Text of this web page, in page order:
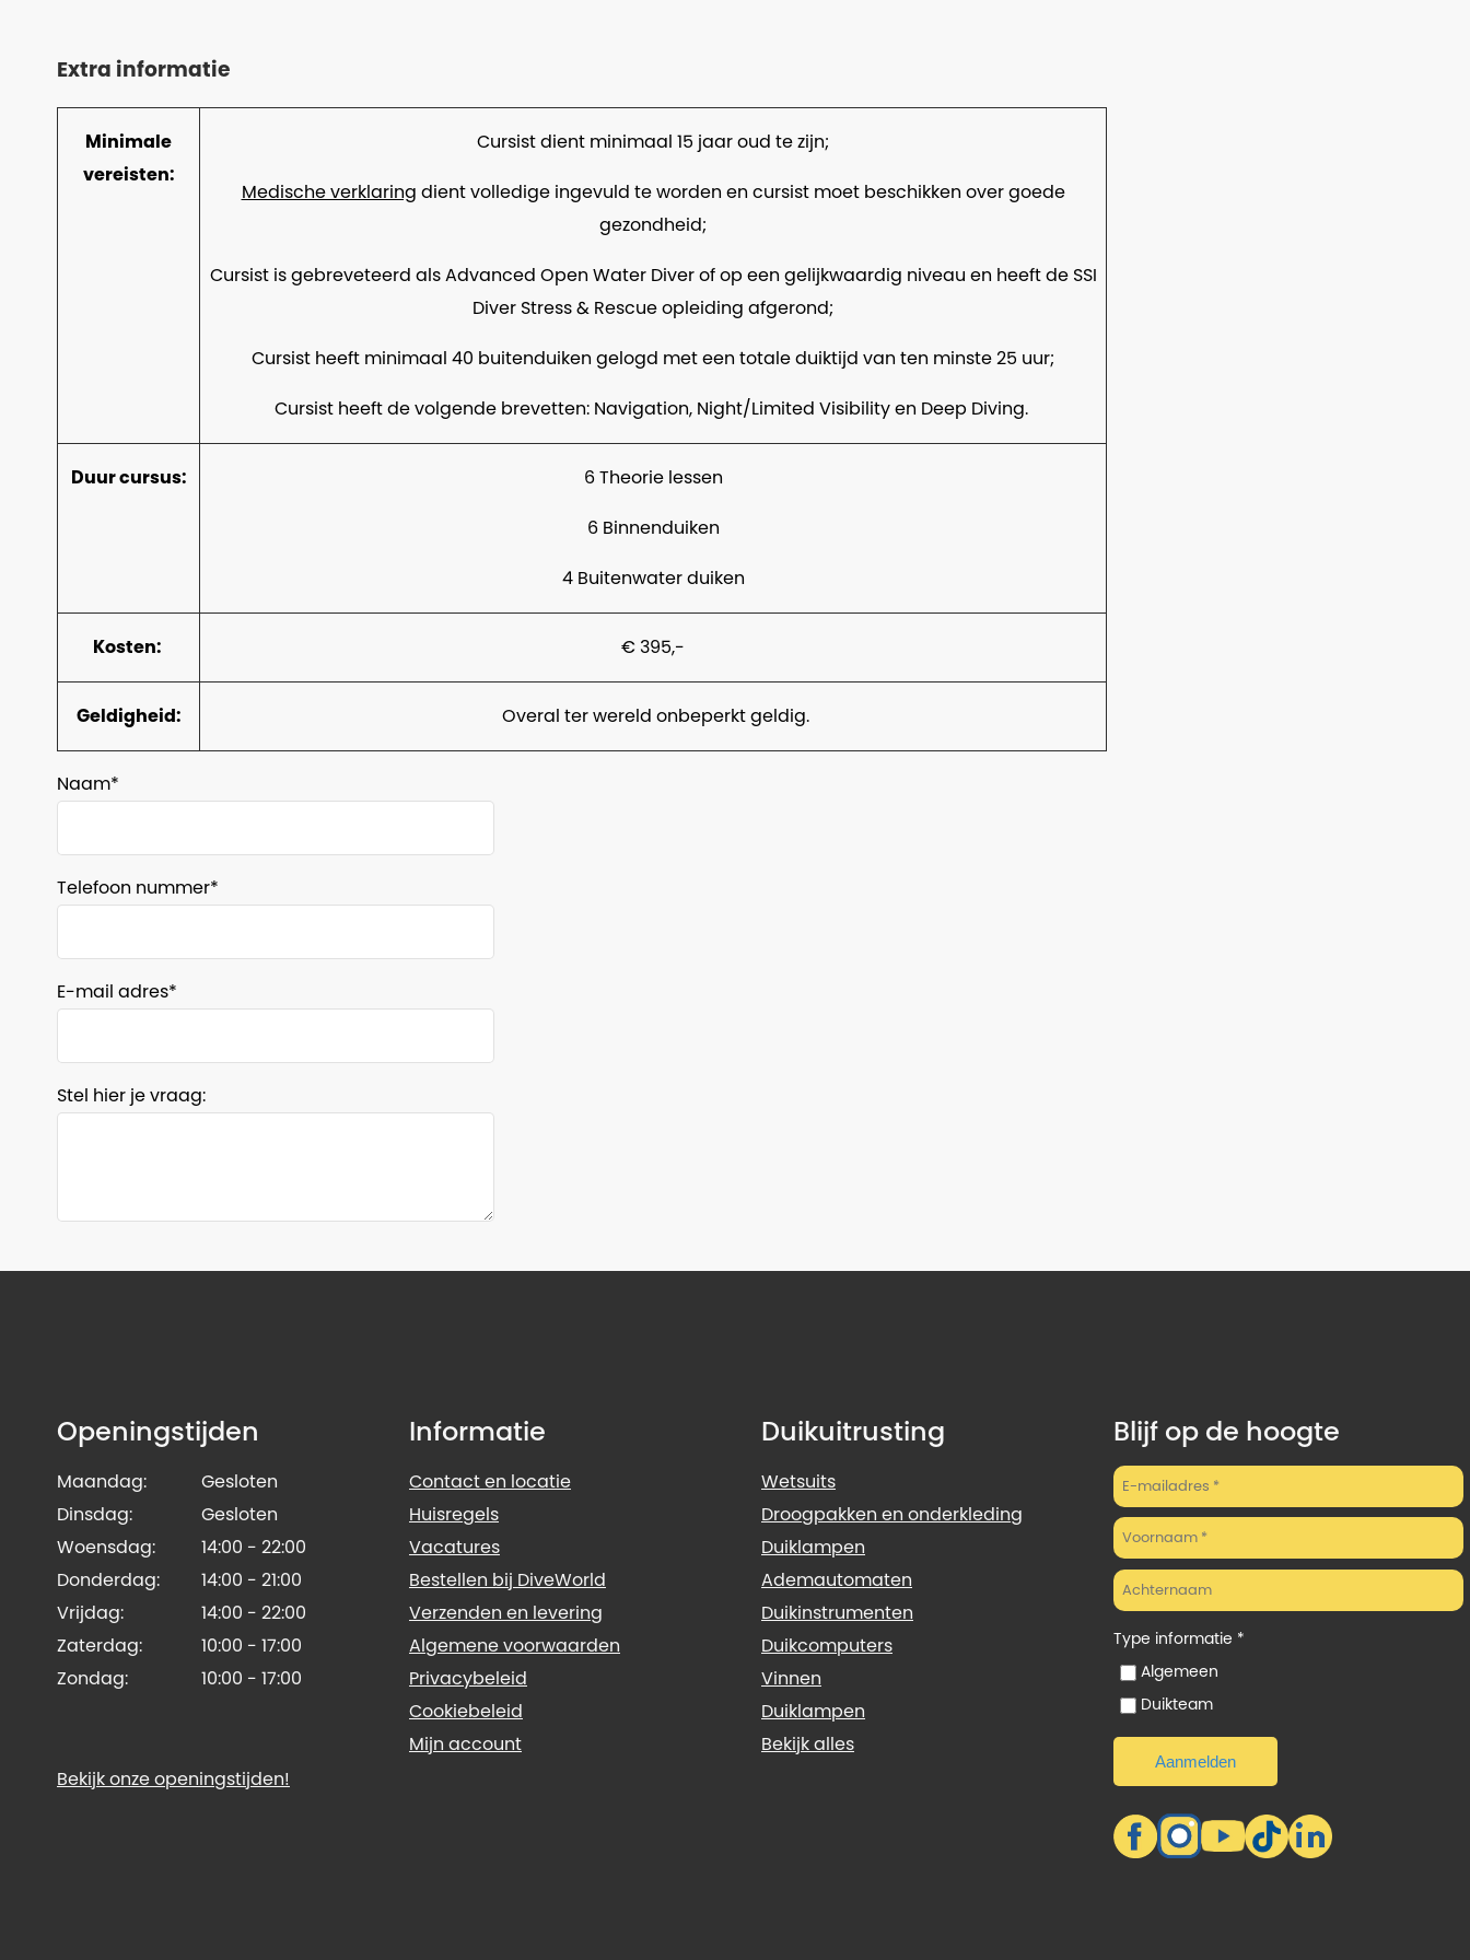
Extra informatie
Minimale
vereisten:
Cursist dient minimaal 15 jaar oud te zijn;
Medische verklaring dient volledige ingevuld te worden en cursist moet beschikken over goede
gezondheid;
Cursist is gebreveteerd als Advanced Open Water Diver of op een gelijkwaardig niveau en heeft de SSI
Diver Stress & Rescue opleiding afgerond;
Cursist heeft minimaal 40 buitenduiken gelogd met een totale duiktijd van ten minste 25 uur;
Cursist heeft de volgende brevetten: Navigation, Night/Limited Visibility en Deep Diving.
Duur cursus:
6 Theorie lessen
6 Binnenduiken
4 Buitenwater duiken
Kosten: € 395,-
Geldigheid: Overal ter wereld onbeperkt geldig.
Naam
Telefoon nummer
E-mail adres
Stel hier je vraag:
Openingstijden
Maandag:
Gesloten
Dinsdag:
Gesloten
Woensdag:
14:00 - 22:00
Donderdag:
14:00 - 21:00
Vrijdag:
14:00 - 22:00
Zaterdag:
10:00 - 17:00
Zondag:
10:00 - 17:00
Bekijk onze openingstijden!
Informatie
Contact en locatie
Huisregels
Vacatures
Bestellen bij DiveWorld
Verzenden en levering
Algemene voorwaarden
Privacybeleid
Cookiebeleid
Mijn account
Duikuitrusting
Wetsuits
Droogpakken en onderkleding
Duiklampen
Ademautomaten
Duikinstrumenten
Duikcomputers
Vinnen
Duiklampen
Bekijk alles
Blijf op de hoogte
Type informatie *
Algemeen
Duikteam